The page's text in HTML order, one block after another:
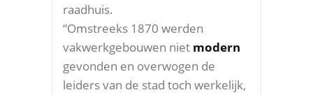
raadhuis.
“Omstreeks 1870 werden
vakwerkgebouwen niet modern
gevonden en overwogen de
leiders van de stad toch werkelijk,